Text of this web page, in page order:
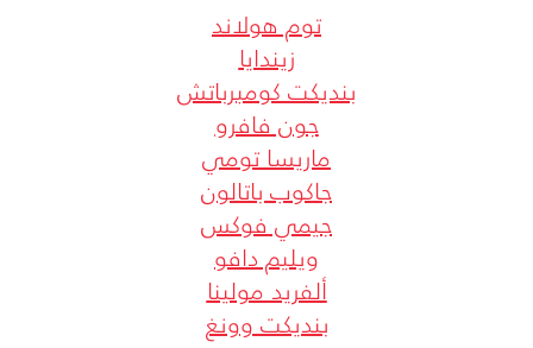
توم هولاند
زيندايا
بنديكت كومبرباتش
جون فافرو
ماريسا تومي
جاكوب باتالون
جيمي فوكس
ويليم دافو
ألفريد مولينا
بنديكت وونغ